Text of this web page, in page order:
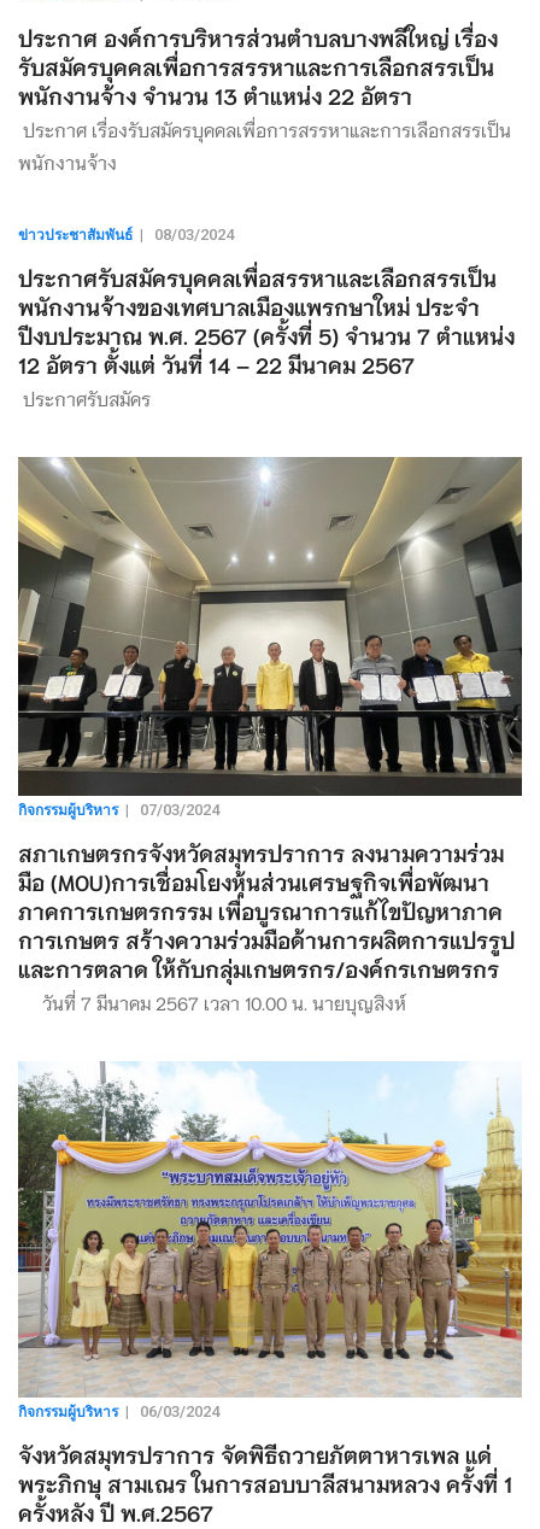
ประกาศ องค์การบริหารส่วนตําบลบางพลีใหญ่ เรื่อง
รับสมัครบุคคลเพื่อการสรรหาและการเลือกสรรเป็น
พนักงานจ้าง จำนวน 13 ตำแหน่ง 22 อัตรา
ประกาศ เรื่องรับสมัครบุคคลเพื่อการสรรหาและการเลือกสรรเป็น
พนักงานจ้าง
ข่าวประชาสัมพันธ์ | 08/03/2024
ประกาศรับสมัครบุคคลเพื่อสรรหาและเลือกสรรเป็น
พนักงานจ้างของเทศบาลเมืองแพรกษาใหม่ ประจำ
ปีงบประมาณ พ.ศ. 2567 (ครั้งที่ 5) จำนวน 7 ตำแหน่ง
12 อัตรา ตั้งแต่ วันที่ 14 – 22 มีนาคม 2567
ประกาศรับสมัคร
กิจกรรมผู้บริหาร| 07/03/2024
สภาเกษตรกรจังหวัดสมุทรปราการ ลงนามความร่วม
มือ (MOU)การเชื่อมโยงหุ้นส่วนเศรษฐกิจเพื่อพัฒนา
ภาคการเกษตรกรรม เพื่อบูรณาการแก้ไขปัญหาภาค
การเกษตร สร้างความร่วมมือด้านการผลิตการแปรรูป
และการตลาด ให้กับกลุ่มเกษตรกร/องค์กรเกษตรกร
วันที่ 7 มีนาคม 2567 เวลา 10.00 น. นายบุญสิงห์
กิจกรรมผู้บริหาร| 06/03/2024
จังหวัดสมุทรปราการ จัดพิธีถวายภัตตาหารเพล แด่
พระภิกษุ สามเณร ในการสอบบาลีสนามหลวง ครั้งที่ 1
ครั้งหลัง ปี พ.ศ.2567